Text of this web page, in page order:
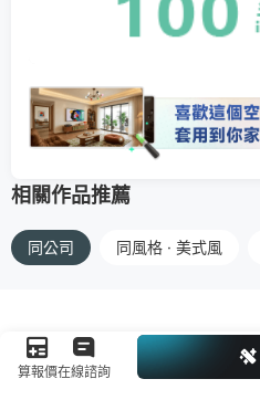
相關作品推薦
同公司 同風格 · 美式風
算報價在線諮詢